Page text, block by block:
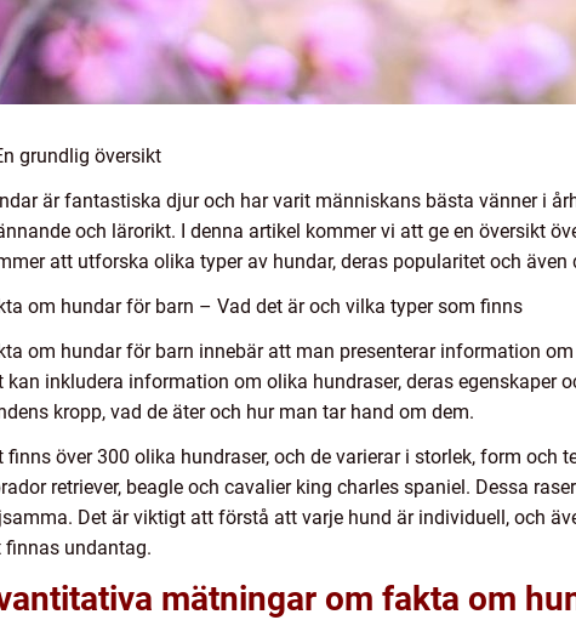
grundlig översikt
är fantastiska djur och har varit människans bästa vänner i
och lärorikt. I denna artikel kommer vi att ge en översikt
att utforska olika typer av hundar, deras popularitet och
om hundar för barn – Vad det är och vilka typer som finns
om hundar för barn innebär att man presenterar information
kan inkludera information om olika hundraser, deras
kropp, vad de äter och hur man tar hand om dem.
finns över 300 olika hundraser, och de varierar i storlek, form och
retriever, beagle och cavalier king charles spaniel. Dessa
Det är viktigt att förstå att varje hund är individuell, och
finnas undantag.
mätningar om fakta om